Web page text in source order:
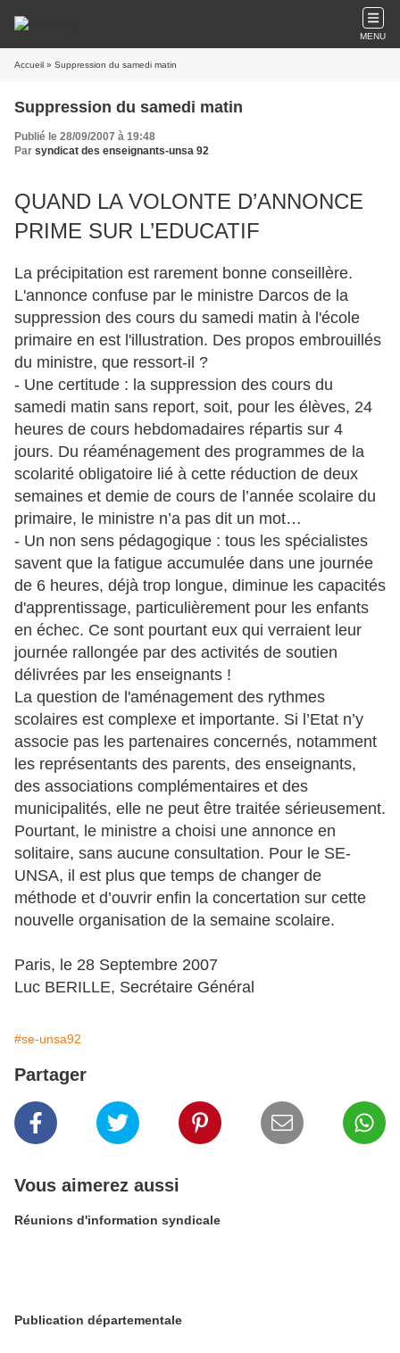
MENU
Accueil » Suppression du samedi matin
Suppression du samedi matin
Publié le 28/09/2007 à 19:48
Par syndicat des enseignants-unsa 92
QUAND LA VOLONTE D’ANNONCE
PRIME SUR L’EDUCATIF
La précipitation est rarement bonne conseillère.
L'annonce confuse par le ministre Darcos de la
suppression des cours du samedi matin à l'école
primaire en est l'illustration. Des propos embrouillés
du ministre, que ressort-il ?
- Une certitude : la suppression des cours du
samedi matin sans report, soit, pour les élèves, 24
heures de cours hebdomadaires répartis sur 4
jours. Du réaménagement des programmes de la
scolarité obligatoire lié à cette réduction de deux
semaines et demie de cours de l’année scolaire du
primaire, le ministre n’a pas dit un mot…
- Un non sens pédagogique : tous les spécialistes
savent que la fatigue accumulée dans une journée
de 6 heures, déjà trop longue, diminue les capacités
d'apprentissage, particulièrement pour les enfants
en échec. Ce sont pourtant eux qui verraient leur
journée rallongée par des activités de soutien
délivrées par les enseignants !
La question de l'aménagement des rythmes
scolaires est complexe et importante. Si l’Etat n’y
associe pas les partenaires concernés, notamment
les représentants des parents, des enseignants,
des associations complémentaires et des
municipalités, elle ne peut être traitée sérieusement.
Pourtant, le ministre a choisi une annonce en
solitaire, sans aucune consultation. Pour le SE-
UNSA, il est plus que temps de changer de
méthode et d’ouvrir enfin la concertation sur cette
nouvelle organisation de la semaine scolaire.
Paris, le 28 Septembre 2007
Luc BERILLE, Secrétaire Général
#se-unsa92
Partager
Vous aimerez aussi
Réunions d'information syndicale
Publication départementale